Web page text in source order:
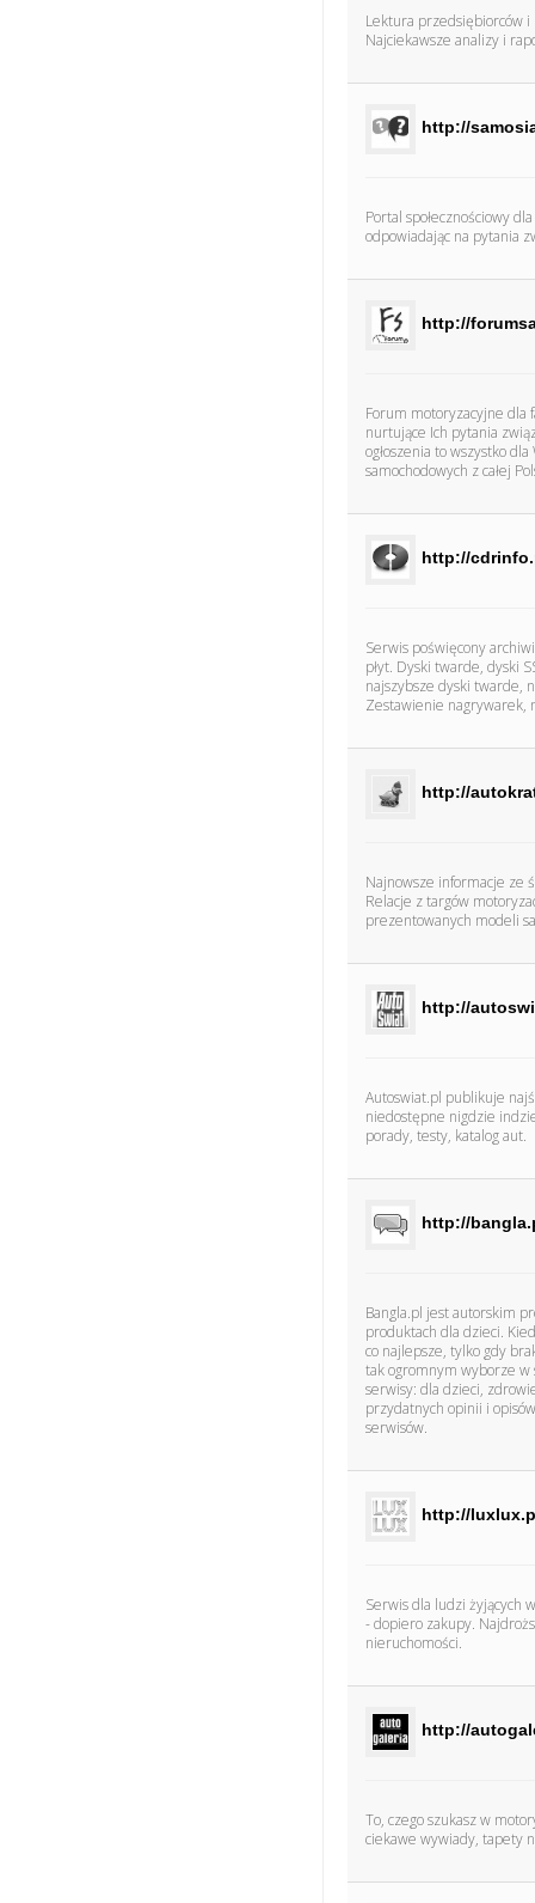
Lektura przedsiębiorców i
Najciekawsze analizy i
http://
Portal społecznościowy
odpowiadając na pytania
http://
Forum motoryzacyjne dla
nurtujące Ich pytania
ogłoszenia to wszystko
samochodowych z całej
http://
Serwis poświęcony
płyt. Dyski twarde, dyski
najszybsze dyski twarde,
Zestawienie nagrywarek,
http://
Najnowsze informacje ze
Relacje z targów
prezentowanych modeli
http://
Autoswiat.pl publikuje
niedostępne nigdzie
porady, testy, katalog aut.
http://
Bangla.pl jest autorskim
produktach dla dzieci.
co najlepsze, tylko gdy
tak ogromnym wyborze w
serwisy: dla dzieci,
przydatnych opinii i
serwisów.
http://
Serwis dla ludzi żyjących
- dopiero zakupy.
nieruchomości.
http://
To, czego szukasz w
ciekawe wywiady, tapety